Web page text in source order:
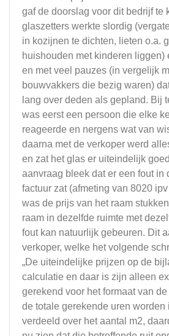
gaf de doorslag voor dit bedrijf te
glaszetters werkte slordig
in kozijnen te dichten, lieten o.a.
huishouden met kinderen liggen)
en met veel pauzes (in vergelijk
bouwvakkers die bezig waren)
lang over deden als gepland. Bij
was eerst een persoon die elke
reageerde en nergens wat van
daarna met de verkoper werd
en zat het glas er uiteindelijk
aanvraag bleek dat er een fout in
factuur zat (afmeting van 8020
was de prijs van het raam
raam in dezelfde ruimte met
fout kan natuurlijk gebeuren. Dit
verkoper, welke het volgende
„De uiteindelijke prijzen op de
calculatie en daar is zijn alleen
gerekend voor het formaat van
de totale gerekende uren worden
verdeeld over het aantal m2,